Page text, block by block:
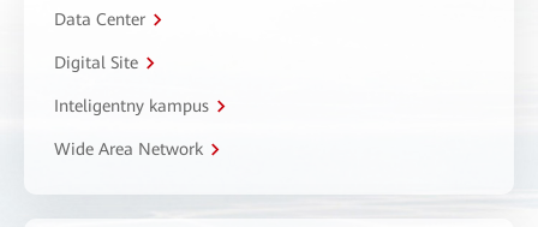
Data Center
Digital Site
Inteligentny kampus
Wide Area Network